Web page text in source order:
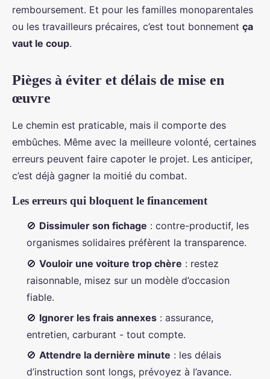
remboursement. Et pour les familles monoparentales
ou les travailleurs précaires, c’est tout bonnement ça
vaut le coup.
Pièges à éviter et délais de mise en
œuvre
Le chemin est praticable, mais il comporte des
embûches. Même avec la meilleure volonté, certaines
erreurs peuvent faire capoter le projet. Les anticiper,
c’est déjà gagner la moitié du combat.
Les erreurs qui bloquent le financement
🚫 Dissimuler son fichage : contre-productif, les
organismes solidaires préfèrent la transparence.
🚫 Vouloir une voiture trop chère : restez
raisonnable, misez sur un modèle d’occasion
fiable.
🚫 Ignorer les frais annexes : assurance,
entretien, carburant - tout compte.
🚫 Attendre la dernière minute : les délais
d’instruction sont longs, prévoyez à l’avance.